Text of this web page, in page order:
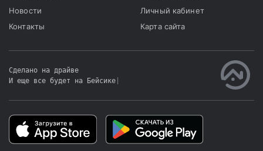
Новости
Контакты
Личный кабинет
Карта сайта
Сделано на драйве
И еще все будет на Бейсике